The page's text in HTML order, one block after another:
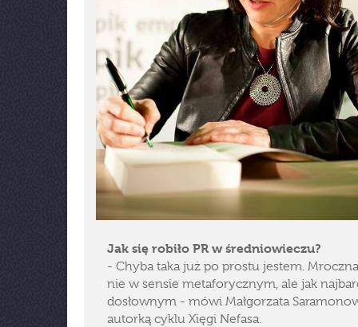
Jak się robiło PR w średniowieczu?
- Chyba taka już po prostu jestem.
nie w sensie metaforycznym, ale jak
dosłownym - mówi Małgorzata
autorką cyklu Xięgi Nefasa.